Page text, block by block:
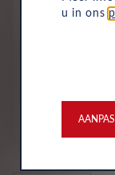
Volledig
Lichen Kaki
p/m. excl. btw
u in ons